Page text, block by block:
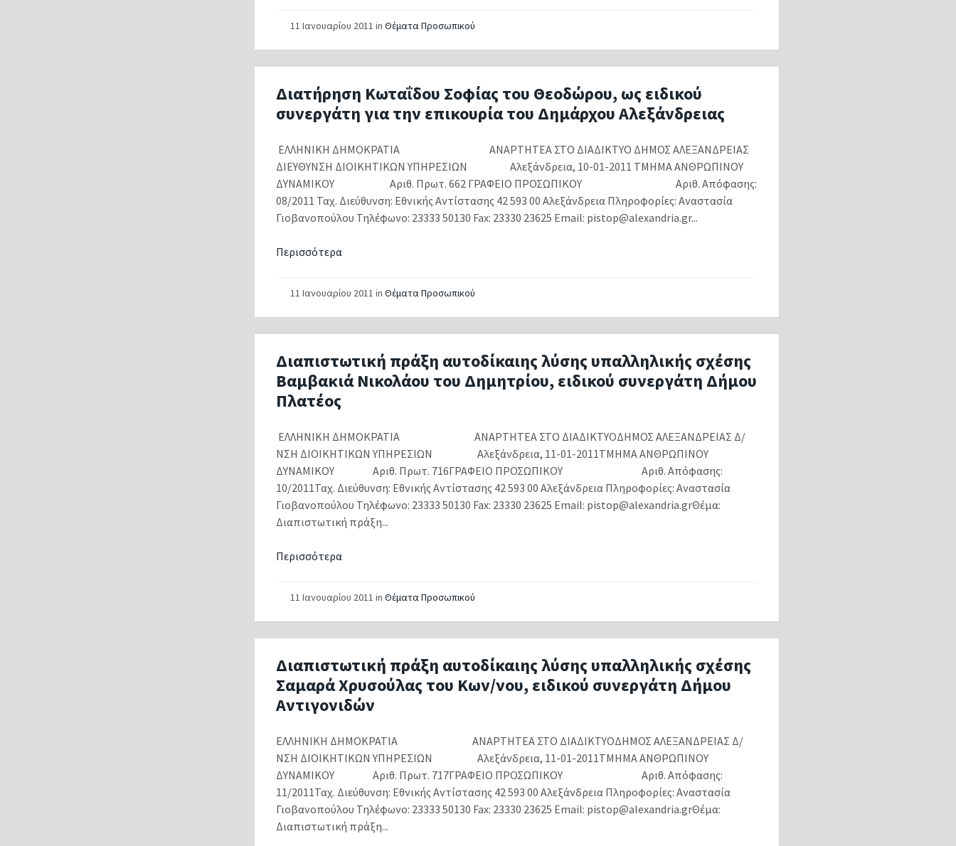
11 Ιανουαρίου 2011inΘέματα Προσωπικού
Διατήρηση Κωταΐδου Σοφίας του Θεοδώρου, ως ειδικού
συνεργάτη για την επικουρία του Δημάρχου Αλεξάνδρειας
ΕΛΛΗΝΙΚΗ ΔΗΜΟΚΡΑΤΙΑ ΑΝΑΡΤΗΤΕΑ ΣΤΟ ΔΙΑΔΙΚΤΥΟ ΔΗΜΟΣ ΑΛΕΞΑΝΔΡΕΙΑΣ
ΔΙΕΥΘΥΝΣΗ ΔΙΟΙΚΗΤΙΚΩΝ ΥΠΗΡΕΣΙΩΝ Αλεξάνδρεια, 10-01-2011 ΤΜΗΜΑ ΑΝΘΡΩΠΙΝΟΥ
ΔΥΝΑΜΙΚΟΥ Αριθ. Πρωτ. 662 ΓΡΑΦΕΙΟ ΠΡΟΣΩΠΙΚΟΥ Αριθ. Απόφασης:
08/2011 Ταχ. Διεύθυνση: Εθνικής Αντίστασης 42 593 00 Αλεξάνδρεια Πληροφορίες: Αναστασία
Γιοβανοπούλου Τηλέφωνο: 23333 50130 Fax: 23330 23625 Email: pistop@alexandria.gr...
Περισσότερα
11 Ιανουαρίου 2011inΘέματα Προσωπικού
Διαπιστωτική πράξη αυτοδίκαιης λύσης υπαλληλικής σχέσης
Βαμβακιά Νικολάου του Δημητρίου, ειδικού συνεργάτη Δήμου
Πλατέος
ΕΛΛΗΝΙΚΗ ΔΗΜΟΚΡΑΤΙΑ ΑΝΑΡΤΗΤΕΑ ΣΤΟ ΔΙΑΔΙΚΤΥΟΔΗΜΟΣ ΑΛΕΞΑΝΔΡΕΙΑΣ Δ/
ΝΣΗ ΔΙΟΙΚΗΤΙΚΩΝ ΥΠΗΡΕΣΙΩΝ Αλεξάνδρεια, 11-01-2011ΤΜΗΜΑ ΑΝΘΡΩΠΙΝΟΥ
ΔΥΝΑΜΙΚΟΥ Αριθ. Πρωτ. 716ΓΡΑΦΕΙΟ ΠΡΟΣΩΠΙΚΟΥ Αριθ. Απόφασης:
10/2011Ταχ. Διεύθυνση: Εθνικής Αντίστασης 42 593 00 Αλεξάνδρεια Πληροφορίες: Αναστασία
Γιοβανοπούλου Τηλέφωνο: 23333 50130 Fax: 23330 23625 Email: pistop@alexandria.grΘέμα:
Διαπιστωτική πράξη...
Περισσότερα
11 Ιανουαρίου 2011inΘέματα Προσωπικού
Διαπιστωτική πράξη αυτοδίκαιης λύσης υπαλληλικής σχέσης
Σαμαρά Χρυσούλας του Κων/νου, ειδικού συνεργάτη Δήμου
Αντιγονιδών
ΕΛΛΗΝΙΚΗ ΔΗΜΟΚΡΑΤΙΑ ΑΝΑΡΤΗΤΕΑ ΣΤΟ ΔΙΑΔΙΚΤΥΟΔΗΜΟΣ ΑΛΕΞΑΝΔΡΕΙΑΣ Δ/
ΝΣΗ ΔΙΟΙΚΗΤΙΚΩΝ ΥΠΗΡΕΣΙΩΝ Αλεξάνδρεια, 11-01-2011ΤΜΗΜΑ ΑΝΘΡΩΠΙΝΟΥ
ΔΥΝΑΜΙΚΟΥ Αριθ. Πρωτ. 717ΓΡΑΦΕΙΟ ΠΡΟΣΩΠΙΚΟΥ Αριθ. Απόφασης:
11/2011Ταχ. Διεύθυνση: Εθνικής Αντίστασης 42 593 00 Αλεξάνδρεια Πληροφορίες: Αναστασία
Γιοβανοπούλου Τηλέφωνο: 23333 50130 Fax: 23330 23625 Email: pistop@alexandria.grΘέμα:
Διαπιστωτική πράξη...